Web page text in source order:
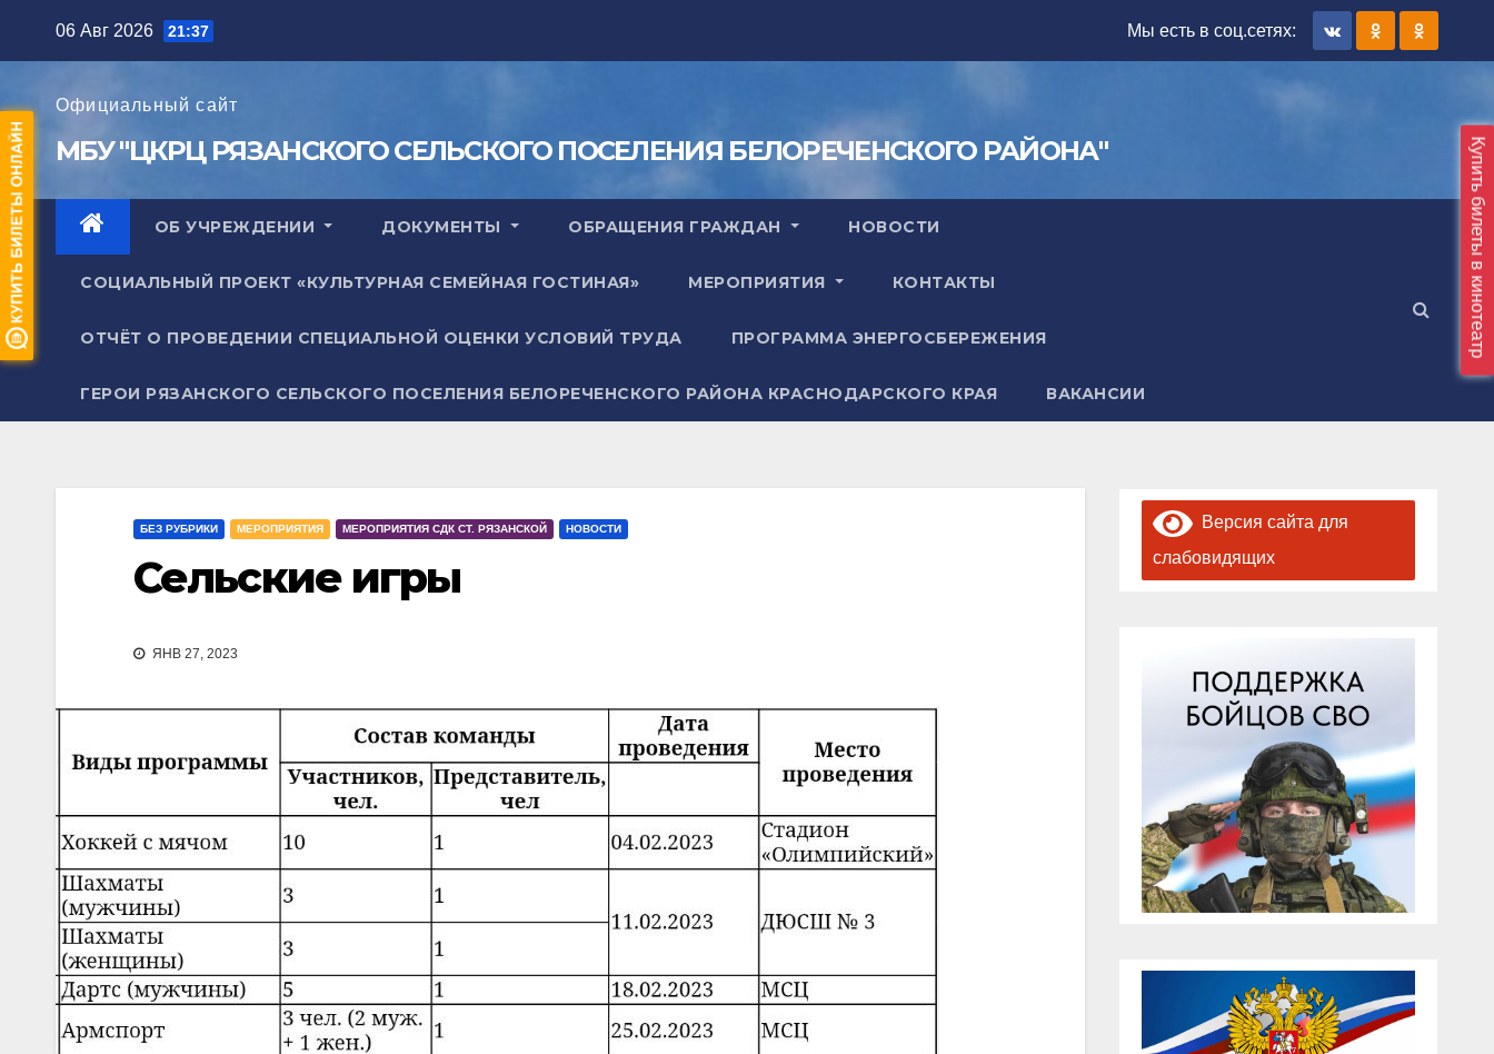
06 Авг 2026 21:37 Мы есть в соц.сетяx:
Официальный сайт
МБУ "ЦКРЦ РЯЗАНСКОГО СЕЛЬСКОГО ПОСЕЛЕНИЯ БЕЛОРЕЧЕНСКОГО РАЙОНА"
ОБ УЧРЕЖДЕНИИ ДОКУМЕНТЫ ОБРАЩЕНИЯ ГРАЖДАН НОВОСТИ
СОЦИАЛЬНЫЙ ПРОЕКТ «КУЛЬТУРНАЯ СЕМЕЙНАЯ ГОСТИНАЯ» МЕРОПРИЯТИЯ КОНТАКТЫ
ОТЧЁТ О ПРОВЕДЕНИИ СПЕЦИАЛЬНОЙ ОЦЕНКИ УСЛОВИЙ ТРУДА ПРОГРАММА ЭНЕРГОСБЕРЕЖЕНИЯ
ГЕРОИ РЯЗАНСКОГО СЕЛЬСКОГО ПОСЕЛЕНИЯ БЕЛОРЕЧЕНСКОГО РАЙОНА КРАСНОДАРСКОГО КРАЯ ВАКАНСИИ
БЕЗ РУБРИКИ МЕРОПРИЯТИЯ МЕРОПРИЯТИЯ СДК СТ. РЯЗАНСКОЙ НОВОСТИ
Сельские игры
ЯНВ 27, 2023
Версия сайта для
слабовидящих
Купить билеты в кинотеатр